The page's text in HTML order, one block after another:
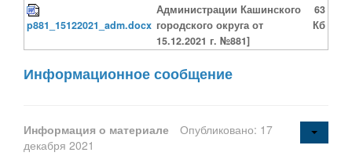
p881_15122021_adm.docx
Администрации Кашинского
городского округа от
15.12.2021 г. №881]
63
Кб
Информационное сообщение
Информация о материале
Опубликовано: 17
декабря 2021